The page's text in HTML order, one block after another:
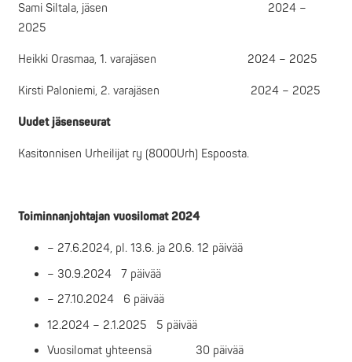
Sami Siltala, jäsen 2024 –
2025
Heikki Orasmaa, 1. varajäsen 2024 – 2025
Kirsti Paloniemi, 2. varajäsen 2024 – 2025
Uudet jäsenseurat
Kasitonnisen Urheilijat ry (8000Urh) Espoosta.
Toiminnanjohtajan vuosilomat 2024
– 27.6.2024, pl. 13.6. ja 20.6. 12 päivää
– 30.9.2024 7 päivää
– 27.10.2024 6 päivää
12.2024 – 2.1.2025 5 päivää
Vuosilomat yhteensä 30 päivää